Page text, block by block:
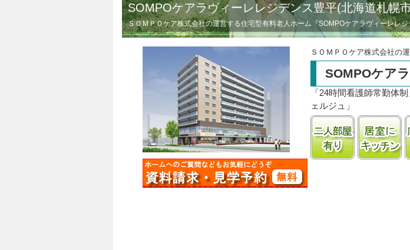
SOMPOケアラヴィーレレジデンス豊平(北海道札幌
ＳＯＭＰＯケア株式会社の運営する住宅型有料老人ホーム『SOMPOケアラヴィーレレ
ＳＯＭＰＯケア株式会社の
SOMPOケア
「24時間看護師常勤体
ェルジュ」
二人部屋あり